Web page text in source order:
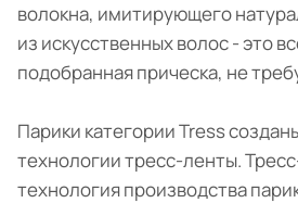
волокна, имитирующего
из искусственных волос - это
подобранная прическа, не
Парики категории Tress
технологии тресс-ленты.
технология производства